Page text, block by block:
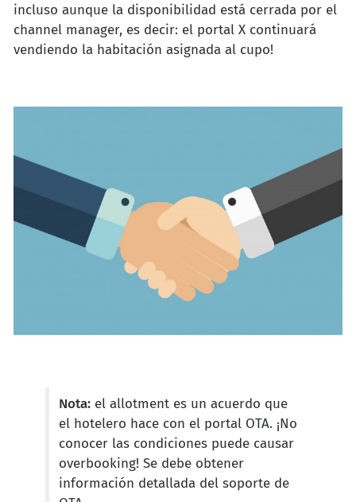
incluso aunque la disponibilidad está cerrada por el
channel manager, es decir: el portal X continuará
vendiendo la habitación asignada al cupo!
Nota: el allotment es un acuerdo que
el hotelero hace con el portal OTA. ¡No
conocer las condiciones puede causar
overbooking! Se debe obtener
información detallada del soporte de